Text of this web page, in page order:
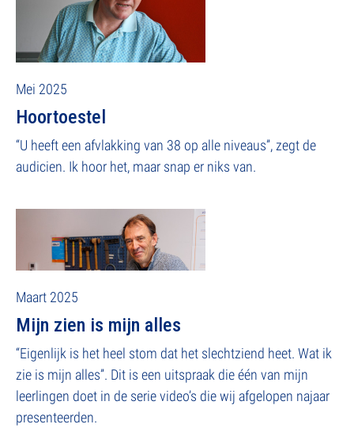
Mei 2025
Hoortoestel
“U heeft een afvlakking van 38 op alle niveaus”, zegt de
audicien. Ik hoor het, maar snap er niks van.
Maart 2025
Mijn zien is mijn alles
“Eigenlijk is het heel stom dat het slechtziend heet. Wat ik
zie is mijn alles”. Dit is een uitspraak die één van mijn
leerlingen doet in de serie video’s die wij afgelopen najaar
presenteerden.